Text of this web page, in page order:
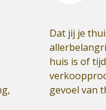
Dat jij je
huis is of
gevoel van